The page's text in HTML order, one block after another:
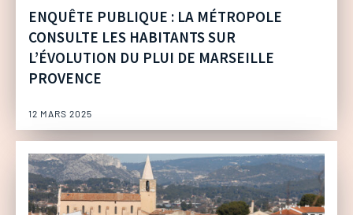
ENQUÊTE PUBLIQUE : LA MÉTROPOLE
CONSULTE LES HABITANTS SUR
L’ÉVOLUTION DU PLUI DE MARSEILLE
PROVENCE
12 MARS 2025